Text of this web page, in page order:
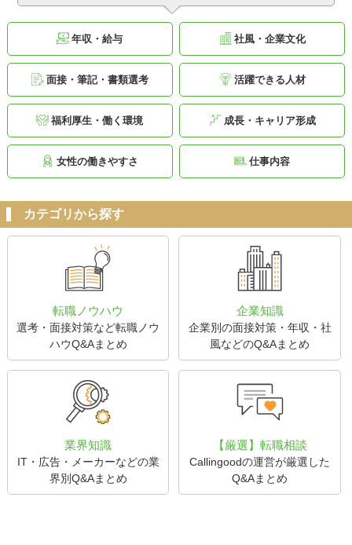
年収・給与 社風・企業文化
面接・筆記・書類選考 活躍できる人材
福利厚生・働く環境 成長・キャリア形成
女性の働きやすさ 仕事内容
カテゴリから探す
転職ノウハウ
選考・面接対策など転職ノウ
ハウQ&Aまとめ
企業知識
企業別の面接対策・年収・社
風などのQ&Aまとめ
業界知識
IT・広告・メーカーなどの業
界別Q&Aまとめ
【厳選】転職相談
Callingoodの運営が厳選した
Q&Aまとめ